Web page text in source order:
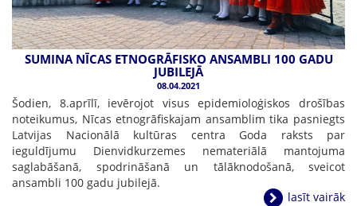
SUMINA NĪCAS ETNOGRĀFISKO ANSAMBLI 100 GADU
JUBILEJĀ
08.04.2021
Šodien, 8.aprīlī, ievērojot visus epidemioloģiskos drošības
noteikumus, Nīcas etnogrāfiskajam ansamblim tika pasniegts
Latvijas Nacionālā kultūras centra Goda raksts par
ieguldījumu Dienvidkurzemes nemateriālā mantojuma
saglabāšanā, spodrināšanā un tālāknodošanā, sveicot
ansambli 100 gadu jubilejā.
lasīt vairāk